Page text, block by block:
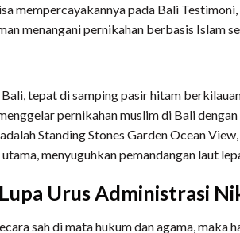
mempercayakannya pada Bali Testimoni,
menangani pernikahan berbasis Islam
tepat di samping pasir hitam
pernikahan muslim di Bali dengan
Standing Stones Garden Ocean
menyuguhkan pemandangan laut
Urus Administrasi
sah di mata hukum dan agama, maka